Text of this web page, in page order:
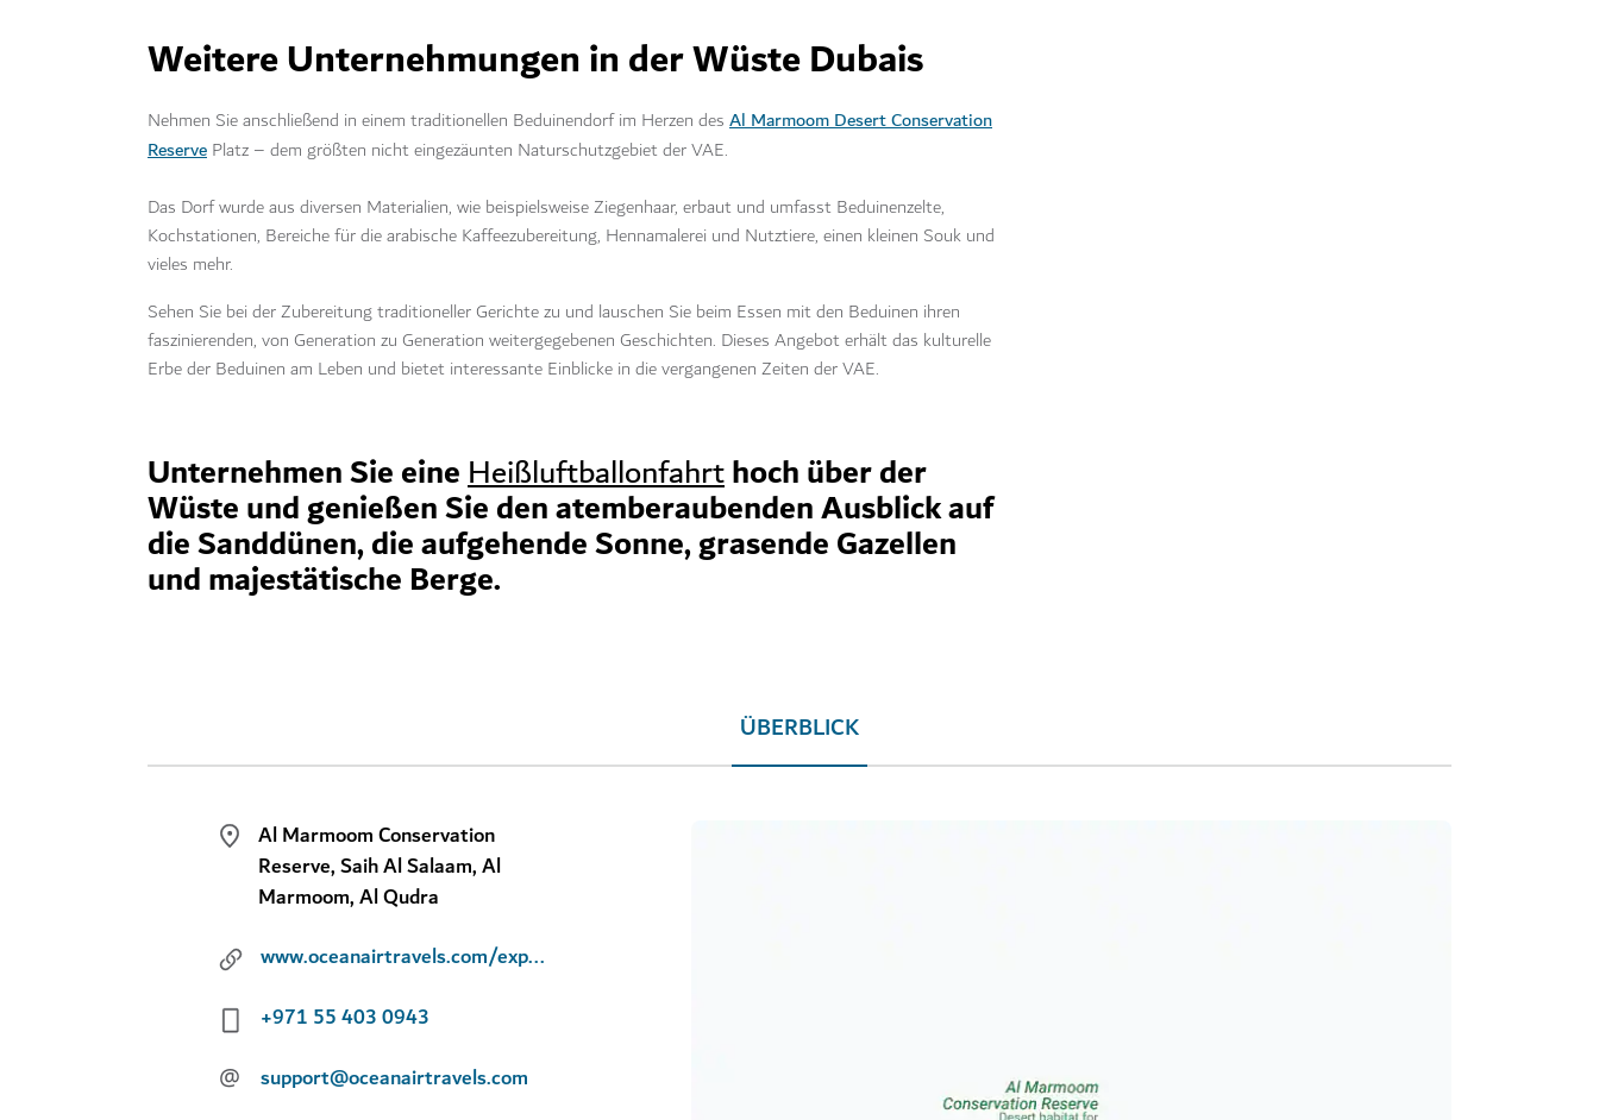
Weitere Unternehmungen in der Wüste Dubais
Nehmen Sie anschließend in einem traditionellen Beduinendorf im Herzen des Al Marmoom Desert Conservation
Reserve Platz – dem größten nicht eingezäunten Naturschutzgebiet der VAE.
Das Dorf wurde aus diversen Materialien, wie beispielsweise Ziegenhaar, erbaut und umfasst Beduinenzelte,
Kochstationen, Bereiche für die arabische Kaffeezubereitung, Hennamalerei und Nutztiere, einen kleinen Souk und
vieles mehr.
Sehen Sie bei der Zubereitung traditioneller Gerichte zu und lauschen Sie beim Essen mit den Beduinen ihren
faszinierenden, von Generation zu Generation weitergegebenen Geschichten. Dieses Angebot erhält das kulturelle
Erbe der Beduinen am Leben und bietet interessante Einblicke in die vergangenen Zeiten der VAE.
Unternehmen Sie eineHeißluftballonfahrthoch über der
Wüste und genießen Sie den atemberaubenden Ausblick auf
die Sanddünen, die aufgehende Sonne, grasende Gazellen
und majestätische Berge.
ÜBERBLICK
Al Marmoom Conservation
Reserve, Saih Al Salaam, Al
Marmoom, Al Qudra
www.oceanairtravels.com/experience/dubai/al-marmoom-bedouin-morning-experience
+971 55 403 0943
@ support@oceanairtravels.com